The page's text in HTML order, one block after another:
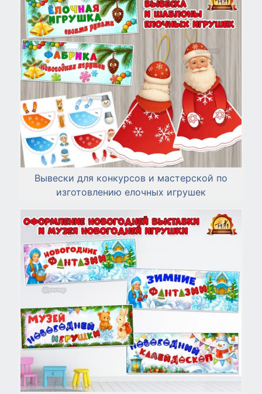
Вывески для конкурсов и мастерской по
изготовлению елочных игрушек